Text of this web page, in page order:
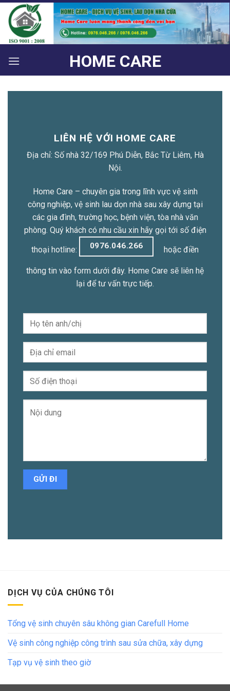
Bỏ
qua
nội
dung
HOME CARE
LIÊN HỆ VỚI HOME CARE
Địa chỉ: Số nhà 32/169 Phú Diễn, Bắc Từ Liêm, Hà
Nội.
Home Care – chuyên gia trong lĩnh vực vệ sinh
công nghiệp, vệ sinh lau dọn nhà sau xây dựng tại
các gia đình, trường học, bệnh viện, tòa nhà văn
phòng. Quý khách có nhu cầu xin hãy gọi tới số điện
thoại hotline: 0976.046.266 hoặc điền
thông tin vào form dưới đây. Home Care sẽ liên hệ
lại để tư vấn trực tiếp.
DỊCH VỤ CỦA CHÚNG TÔI
Tổng vệ sinh chuyên sâu không gian Carefull Home
Vệ sinh công nghiệp công trình sau sửa chữa, xây dựng
Tạp vụ vệ sinh theo giờ